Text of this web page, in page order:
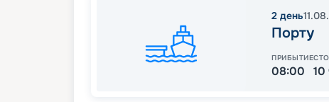
2 день
Порту
ПРИБЫТИЕ
08:00